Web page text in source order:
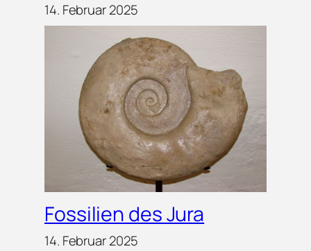
14. Februar 2025
Fossilien des Jura
14. Februar 2025